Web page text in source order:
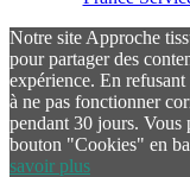
Notre site Approche
pour partager des
expérience. En
à ne pas fonctionner
pendant 30 jours. Vous
bouton "Cookies" en
savoir plus